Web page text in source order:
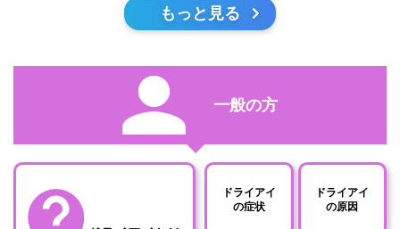
もっと見る
一般の方
ドライアイ
の症状
ドライアイ
の原因